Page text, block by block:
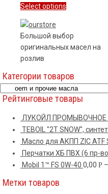
Select options
Большой выбор
оригинальных масел на
розлив
Категории товаров
Рейтинговые товары
ЛУКОЙЛ
TEBOIL "2T SNOW",
Масло для АКПП ZIC ATF
Перчатки ХБ ПВХ (6 пр-
Mobil 1™ FS 0W-40 0,00 Р –
Метки товаров